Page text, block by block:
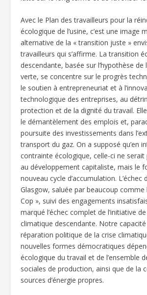
Avec le Plan des travailleurs pour la
écologique de l’usine, c’est une image
alternative de la « transition juste »
travailleurs qui s’affirme. La transition
descendante, basée sur l’hypothèse de
verte, se concentre sur le progrès
le soutien à entrepreneuriat et à
technologique des entreprises, au
protection et de la dignité du travail.
le démantèlement des emplois et,
poursuite des investissements dans
transport du gaz. On a supposé qu’en
contrainte écologique, celle-ci ne serait
au développement capitaliste, mais le
nouveau cycle d’accumulation. L’échec
Glasgow, saluée par beaucoup comme
Cop », suivi des engagements
marqué l’échec complet de l’initiative
climatique descendante. Notre
réparation politique de la crise
nouvelles formes démocratiques
écologique du travail et de l’ensemble
sociales de production, ainsi que de la
sources d’énergie propres.